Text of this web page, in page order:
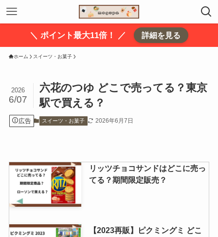
＼ ポイント最大11倍！ ／ 詳細を見る
ホーム スイーツ・お菓子
六花のつゆ どこで売ってる？東京
駅で買える？
2026
6/07
広告 スイーツ・お菓子 2026年6月7日
リッツチョコサンドはどこに売っ
てる？期間限定販売？
【2023再販】ピクミングミ どこ